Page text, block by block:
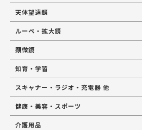
天体望遠鏡
ルーペ・拡大鏡
顕微鏡
知育・学習
スキャナー・ラジオ・充電器 他
健康・美容・スポーツ
介護用品